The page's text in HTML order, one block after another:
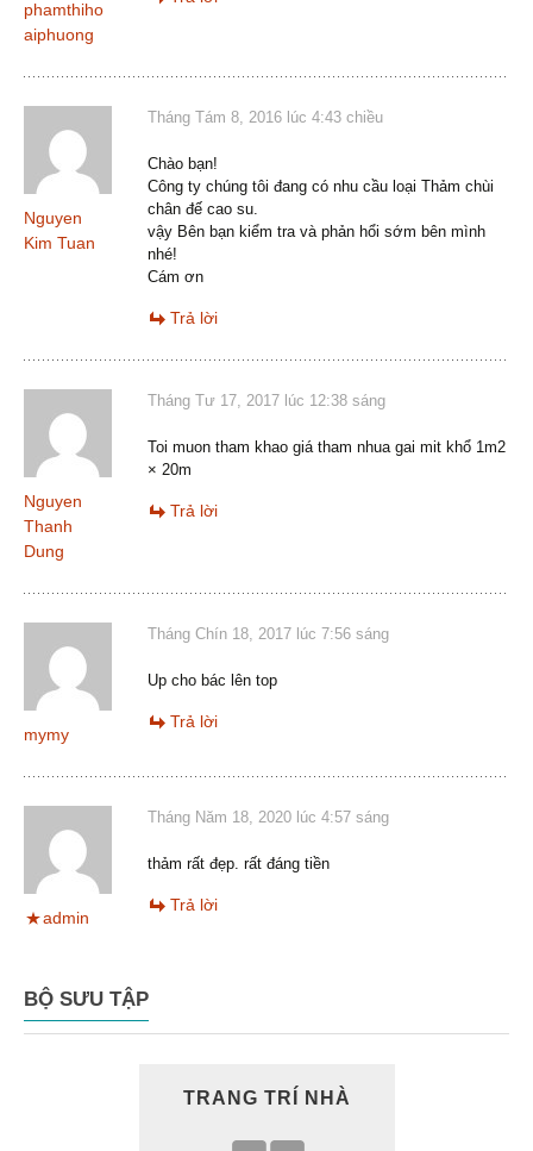
phamthiho
aiphuong
Nguyen
Kim Tuan
Tháng Tám 8, 2016 lúc 4:43 chiều
Chào bạn!
Công ty chúng tôi đang có nhu cầu loại Thảm chùi
chân đế cao su.
vậy Bên bạn kiểm tra và phản hổi sớm bên mình
nhé!
Cám ơn
Trả lời
Nguyen
Thanh
Dung
Tháng Tư 17, 2017 lúc 12:38 sáng
Toi muon tham khao giá tham nhua gai mit khổ 1m2
× 20m
Trả lời
mymy
Tháng Chín 18, 2017 lúc 7:56 sáng
Up cho bác lên top
Trả lời
admin
Tháng Năm 18, 2020 lúc 4:57 sáng
thảm rất đẹp. rất đáng tiền
Trả lời
BỘ SƯU TẬP
TRANG TRÍ NHÀ